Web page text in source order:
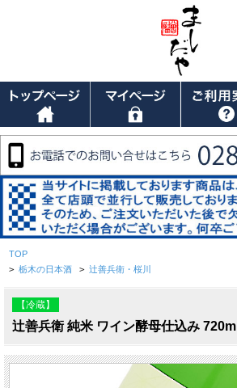
TOP
> 栃木の日本酒 > 辻善兵衛・桜川
【冷蔵】
辻善兵衛 純米 ワイン酵母仕込み 720ml